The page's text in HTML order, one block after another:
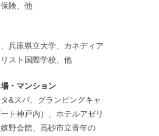
険、他
兵庫県立大学、カネディア
スト国際学校、他
・マンション
&スパ、グランピングキャ
ト神戸内）、ホテルアゼリ
野会館、高砂市立青年の